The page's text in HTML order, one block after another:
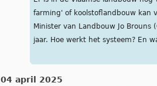
farming' of koolstoflandbouw kan
Minister van Landbouw Jo
jaar. Hoe werkt het systeem? En
04 april 2025